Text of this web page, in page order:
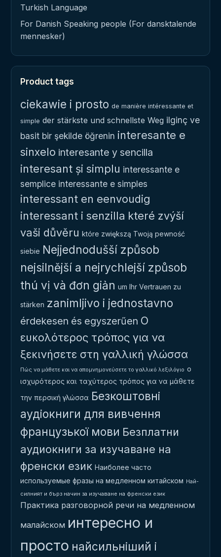
Turkish Language
For Danish Speaking people (For dansktalende
mennesker)
Product tags
ciekawie i prosto de manière intéressante et
simple der stärkste und schnellste Weg ilginç ve
basit bir şekilde öğrenin interesante e
sinxelo interesante y sencilla
interesant și simplu interessante e
semplice interessante e simples
interessant en eenvoudig
interessant i senzilla které zvýší
vaši důvěru które zwiększą Twoją pewność
siebie Nejjednodušší způsob
nejsilnější a nejrychlejší způsob
thú vị và đơn giản um Ihr Vertrauen zu
stärken zanimljivo i jednostavno
érdekesen és egyszerűen Ο
ευκολότερος τρόπος για να
ξεκινήσετε στη γαλλική γλώσσα
Πώς να μάθετε και να απομνημονεύσετε το γαλλικό λεξιλόγιο ο
ισχυρότερος και ταχύτερος τρόπος για να μάθετε
την περσική γλώσσα Безкоштовні
аудіокниги для вивчення
французької мови Безплатни
аудиокниги за изучаване на
френски език Наиболее часто
используемые фразы на медленном китайском Най-
силният и бърз начин за изучаване на френски език
Практика разговорной речи на медленном
малайском интересно и
просто найсильніший і